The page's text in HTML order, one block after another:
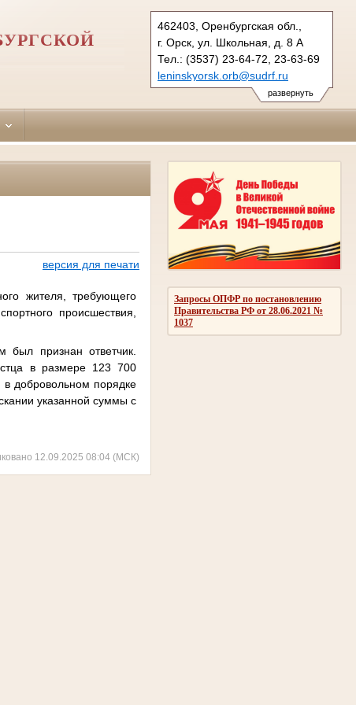
развернуть
462403, Оренбургская обл.,
г. Орск, ул. Школьная, д. 8 А
Тел.: (3537) 23-64-72, 23-63-69
leninskyorsk.orb@sudrf.ru
Запросы ОПФР по постановлению
Правительства РФ от 28.06.2021 №
1037
версия для печати
жителя, требующего
происшествия,
был признан ответчик.
в размере 123 700
в добровольном порядке
указанной суммы с
12.09.2025 08:04 (МСК)